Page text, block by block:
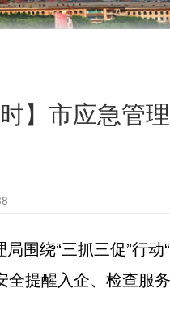
】市应急管
绕“三抓三促”行动“
全提醒入企、检查服